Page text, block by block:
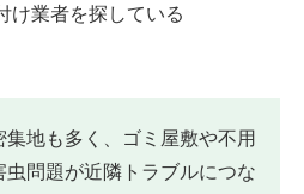
け業者を探している
地も多く、ゴミ屋敷や不用
問題が近隣トラブルにつな